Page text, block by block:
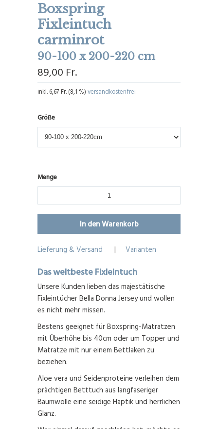
Boxspring
Fixleintuch
carminrot
90-100 x 200-220 cm
89,00 Fr.
inkl. 6,67 Fr. (8,1 %)versandkostenfrei
Größe
Menge
Lieferung & Versand | Varianten
Das weltbeste Fixleintuch
Unsere Kunden lieben das majestätische
Fixleintücher Bella Donna Jersey und wollen
es nicht mehr missen.
Bestens geeignet für Boxspring-Matratzen
mit Überhöhe bis 40cm oder um Topper und
Matratze mit nur einem Bettlaken zu
beziehen.
Aloe vera und Seidenproteine verleihen dem
prächtigen Betttuch aus langfaseriger
Baumwolle eine seidige Haptik und herrlichen
Glanz.